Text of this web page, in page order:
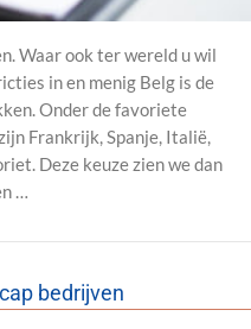
Waar ook ter wereld u wil
in en menig Belg is de
Onder de favoriete
Frankrijk, Spanje, Italië,
Deze keuze zien we dan
…
bedrijven